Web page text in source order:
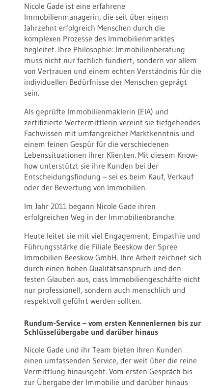
Nicole Gade ist eine erfahrene
Immobilienmanagerin, die seit über einem
Jahrzehnt erfolgreich Menschen durch die
komplexen Prozesse des Immobilienmarktes
begleitet. Ihre Philosophie: Immobilienberatung
muss nicht nur fachlich fundiert, sondern vor allem
von Vertrauen und einem echten Verständnis für die
individuellen Bedürfnisse der Menschen geprägt
sein.
Als geprüfte Immobilienmaklerin (EIA) und
zertifizierte Wertermittlerin vereint sie tiefgehendes
Fachwissen mit umfangreicher Marktkenntnis und
einem feinen Gespür für die verschiedenen
Lebenssituationen ihrer Klienten. Mit diesem Know-
how unterstützt sie ihre Kunden bei der
Entscheidungsfindung – sei es beim Kauf, Verkauf
oder der Bewertung von Immobilien.
Im Jahr 2011 begann Nicole Gade ihren
erfolgreichen Weg in der Immobilienbranche.
Heute leitet sie mit viel Engagement, Empathie und
Führungsstärke die Filiale Beeskow der Spree
Immobilien Beeskow GmbH. Ihre Arbeit zeichnet sich
durch einen hohen Qualitätsanspruch und den
festen Glauben aus, dass Immobiliengeschäfte nicht
nur professionell, sondern auch menschlich und
respektvoll geführt werden sollten.
Rundum-Service – vom ersten Kennenlernen bis zur
Schlüsselübergabe und darüber hinaus
Nicole Gade und ihr Team bieten ihren Kunden
einen umfassenden Service, der weit über die reine
Vermittlung hinausgeht. Vom ersten Gespräch bis
zur Übergabe der Immobilie und darüber hinaus